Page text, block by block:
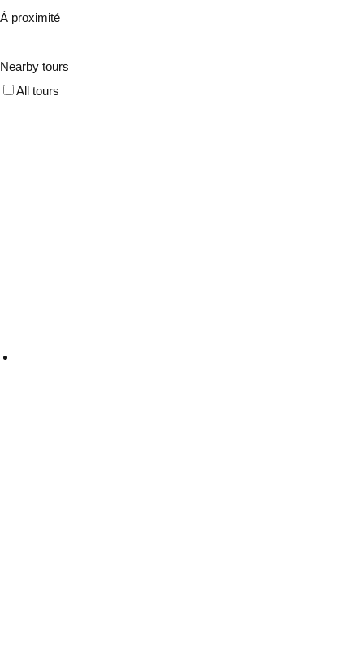
À proximité
Nearby tours
All tours